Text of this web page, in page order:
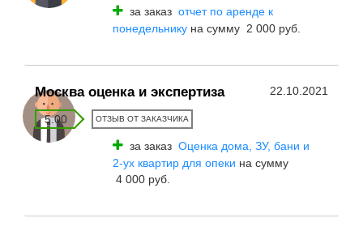
за заказ отчет по аренде к
понедельнику на сумму 2 000 руб.
Москва оценка и экспертиза 22.10.2021
5.00 ОТЗЫВ ОТ ЗАКАЗЧИКА
за заказ Оценка дома, ЗУ, бани и
2-ух квартир для опеки на сумму
4 000 руб.